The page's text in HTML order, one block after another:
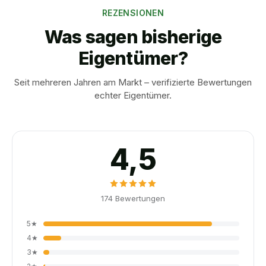
REZENSIONEN
Was sagen bisherige
Eigentümer?
Seit mehreren Jahren am Markt – verifizierte Bewertungen
echter Eigentümer.
4,5
174 Bewertungen
5★
4★
3★